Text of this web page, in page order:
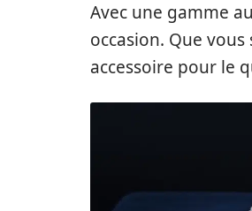
Avec une gamme
occasion. Que
accessoire pour le